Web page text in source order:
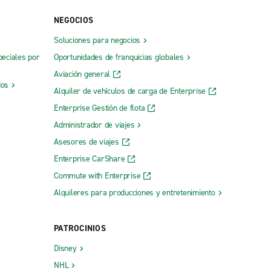
Murray
Newport
Oak Grove
Owensboro, Salem Dr.
Paducah, Irvin Cobb Dr.
Paducah, Park Ave.
París
Radcliff
Richmond
Shelbyville
por
NEGOCIOS
Soluciones para negocios
Oportunidades de franquicias globales
Aviación general
Alquiler de vehículos de carga de Enterprise
Enterprise Gestión de flota
Administrador de viajes
Asesores de viajes
Enterprise CarShare
Commute with Enterprise
Alquileres para producciones y entretenimiento
PATROCINIOS
Disney
NHL